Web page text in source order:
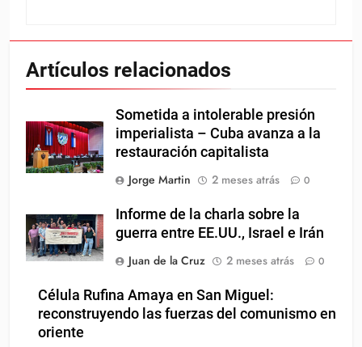
Artículos relacionados
Sometida a intolerable presión
imperialista – Cuba avanza a la
restauración capitalista
Jorge Martin
2 meses atrás 0
Informe de la charla sobre la
guerra entre EE.UU., Israel e Irán
Juan de la Cruz
2 meses atrás 0
Célula Rufina Amaya en San Miguel:
reconstruyendo las fuerzas del comunismo en
oriente